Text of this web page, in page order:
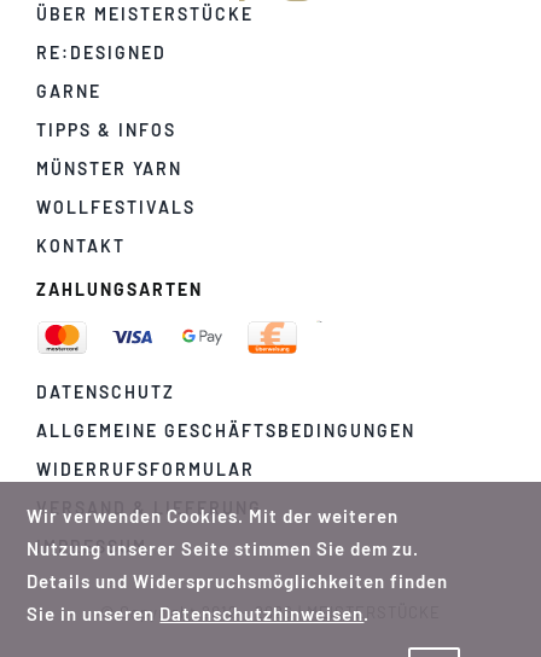
ÜBER MEISTERSTÜCKE
RE:DESIGNED
GARNE
TIPPS & INFOS
MÜNSTER YARN
WOLLFESTIVALS
KONTAKT
ZAHLUNGSARTEN
DATENSCHUTZ
ALLGEMEINE GESCHÄFTSBEDINGUNGEN
WIDERRUFSFORMULAR
VERSAND & LIEFERUNG
IMPRESSUM
© Copyright 2012 - 2026 | MEISTERSTÜCKE
Wir verwenden Cookies. Mit der weiteren
Nutzung unserer Seite stimmen Sie dem zu.
Details und Widerspruchsmöglichkeiten finden
Sie in unseren Datenschutzhinweisen.